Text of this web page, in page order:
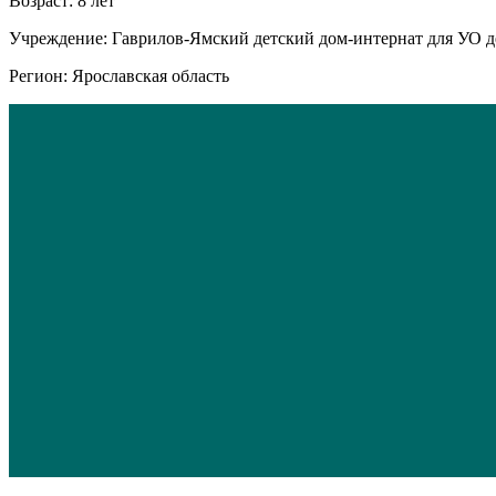
Учреждение: Гаврилов-Ямский детский дом-интернат для УО
Регион: Ярославская область